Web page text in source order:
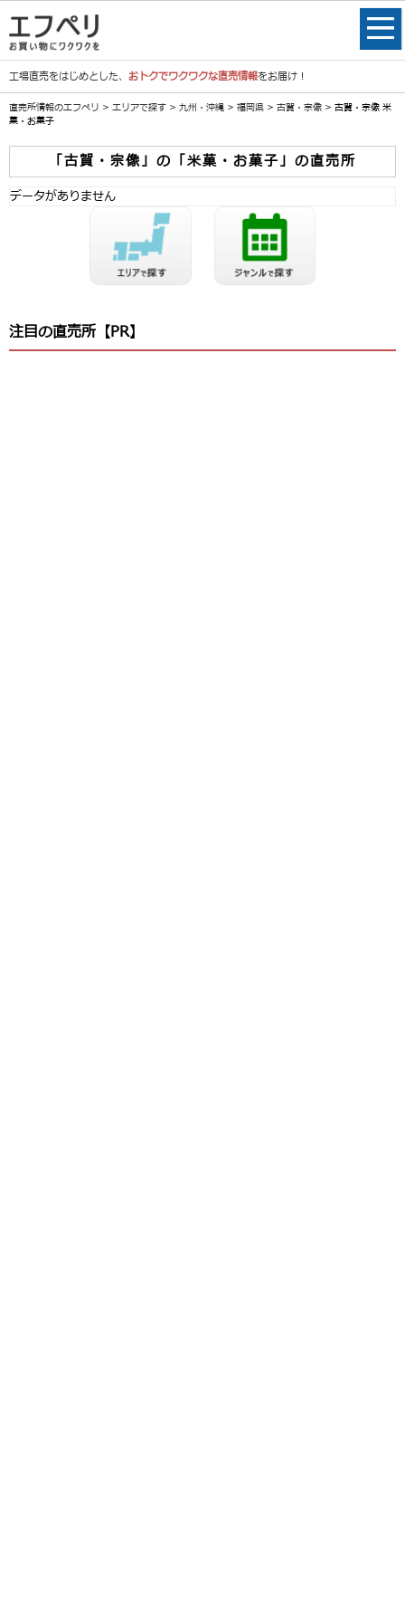
工場直売をはじめとした、 おトクでワクワクな直売情報をお届け！
直売所情報のエフペリ > エリアで探す > 九州・沖縄 > 福岡県 > 古賀・宗像 > 古賀・宗像 米
菓・お菓子
「古賀・宗像」の「米菓・お菓子」の直売所
データがありません
注目の直売所【PR】